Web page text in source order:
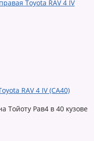
RAV 4 IV (CA40)
Тойоту Рав4 в 40 кузове